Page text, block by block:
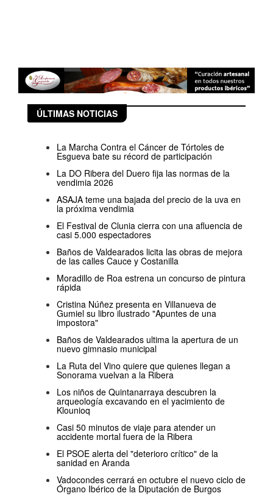
ÚLTIMAS NOTICIAS
La Marcha Contra el Cáncer de Tórtoles de
Esgueva bate su récord de participación
La DO Ribera del Duero fija las normas de la
vendimia 2026
ASAJA teme una bajada del precio de la uva en
la próxima vendimia
El Festival de Clunia cierra con una afluencia de
casi 5.000 espectadores
Baños de Valdearados licita las obras de mejora
de las calles Cauce y Costanilla
Moradillo de Roa estrena un concurso de pintura
rápida
Cristina Núñez presenta en Villanueva de
Gumiel su libro ilustrado "Apuntes de una
impostora"
Baños de Valdearados ultima la apertura de un
nuevo gimnasio municipal
La Ruta del Vino quiere que quienes llegan a
Sonorama vuelvan a la Ribera
Los niños de Quintanarraya descubren la
arqueología excavando en el yacimiento de
Klounioq
Casi 50 minutos de viaje para atender un
accidente mortal fuera de la Ribera
El PSOE alerta del "deterioro crítico" de la
sanidad en Aranda
Vadocondes cerrará en octubre el nuevo ciclo de
Órgano Ibérico de la Diputación de Burgos